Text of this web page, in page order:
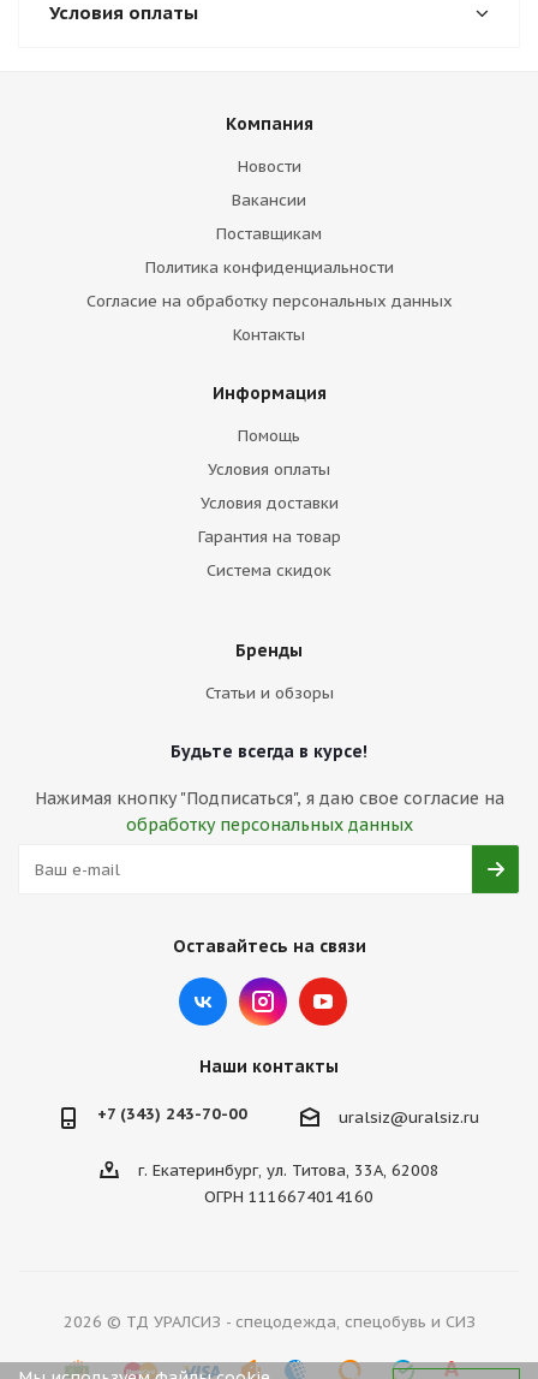
Условия оплаты
Компания
Новости
Вакансии
Поставщикам
Политика конфиденциальности
Согласие на обработку персональных данных
Контакты
Информация
Помощь
Условия оплаты
Условия доставки
Гарантия на товар
Система скидок
Бренды
Статьи и обзоры
Будьте всегда в курсе!
Нажимая кнопку "Подписаться", я даю свое согласие на
обработку персональных данных
Оставайтесь на связи
Наши контакты
+7 (343) 243-70-00 uralsiz@uralsiz.ru
г. Екатеринбург, ул. Титова, 33А, 62008
ОГРН 1116674014160
2026 © ТД УРАЛСИЗ - спецодежда, спецобувь и СИЗ